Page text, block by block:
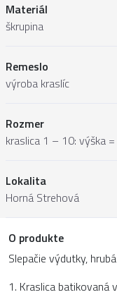
Materiál
škrupina
Remeslo
výroba kraslíc
Rozmer
kraslica 1 – 10: výška
Lokalita
Horná Strehová
O produkte
Slepačie výdutky,
1. Kraslica batikovaná